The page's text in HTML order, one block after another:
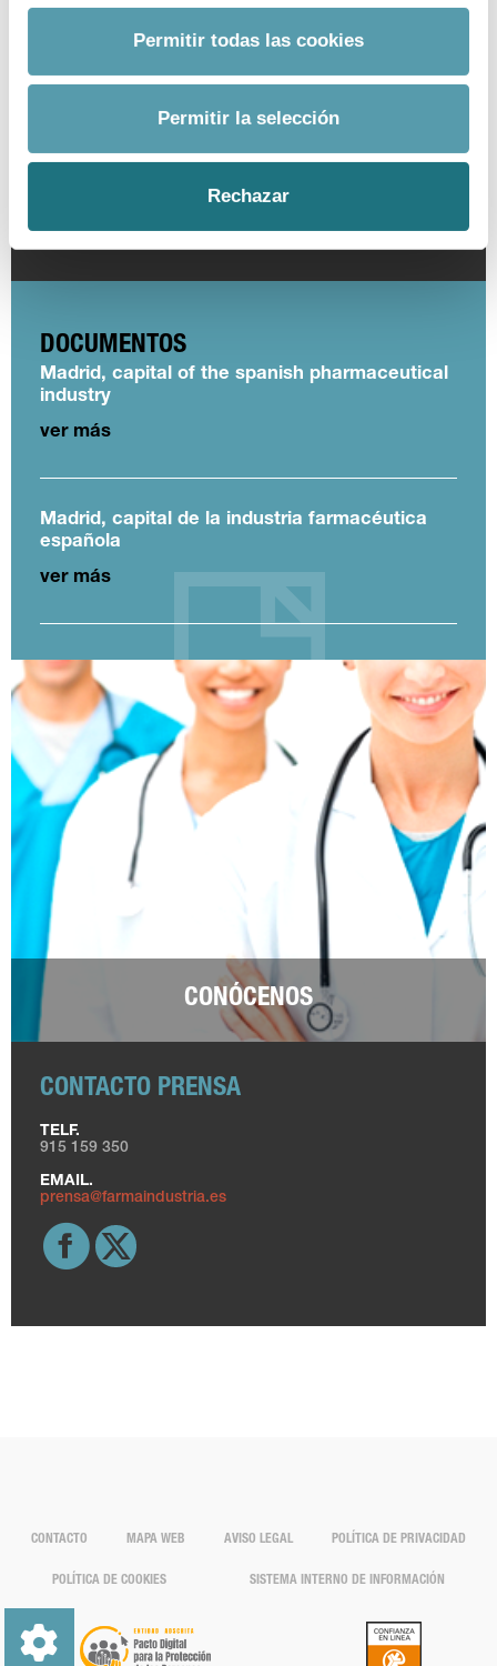
Permitir todas las cookies
Permitir la selección
Rechazar
I + D
MedicamentosPacientes
DOCUMENTOS
Madrid, capital of the spanish pharmaceutical
industry
ver más
Madrid, capital de la industria farmacéutica
española
ver más
CONÓCENOS
CONTACTO PRENSA
TELF.
915 159 350
EMAIL.
prensa@farmaindustria.es
CONTACTO MAPA WEB AVISO LEGAL POLÍTICA DE PRIVACIDAD
POLÍTICA DE COOKIES SISTEMA INTERNO DE INFORMACIÓN